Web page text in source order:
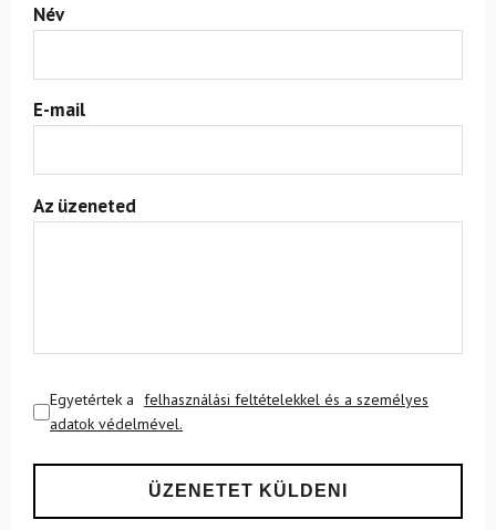
Név
E-mail
Az üzeneted
Egyetértek a felhasználási feltételekkel és a személyes
adatok védelmével.